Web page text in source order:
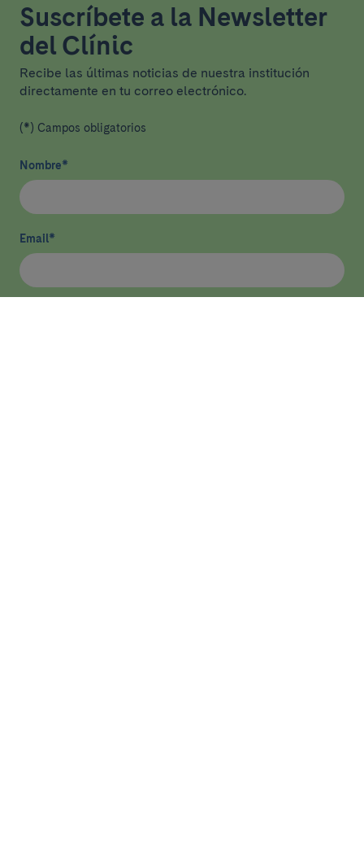
Suscríbete a la Newsletter
del Clínic
Recibe las últimas noticias de nuestra institución
directamente en tu correo electrónico.
(*) Campos obligatorios
Nombre*
Email*